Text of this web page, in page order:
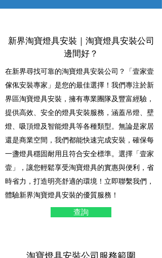
新界淘寶燈具安裝｜淘寶燈具安裝公司
邊間好？
在新界尋找可靠的淘寶燈具安裝公司？「壹家壹
傢俬安裝專家」是您的最佳選擇！我們專注於新
界區淘寶燈具安裝，擁有專業團隊及豐富經驗，
提供高效、安全的燈具安裝服務，涵蓋吊燈、壁
燈、吸頂燈及智能燈具等各種類型。無論是家居
還是商業空間，我們都能快速完成安裝，確保每
一盞燈具穩固耐用且符合安全標準。選擇「壹家
壹」，讓您輕鬆享受淘寶燈具的實惠與便利，省
時省力，打造明亮舒適的環境！立即聯繫我們，
體驗新界淘寶燈具安裝的優質服務！
查詢
淘寶燈具安裝公司服務範圍